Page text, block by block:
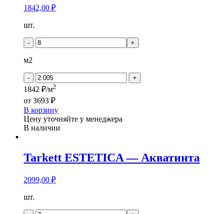
1842,00 ₽
Количество
Tarkett
-
шт.
- +
м2
- +
1842 ₽/м2
от 3693 ₽
В корзину
Цену уточняйте у менеджера
В наличии
Tarkett ESTETICA — Акватинта
2099,00 ₽
Количество
шт.